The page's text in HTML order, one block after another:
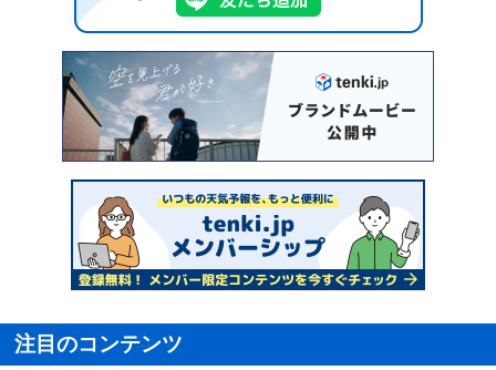
注目のコンテンツ